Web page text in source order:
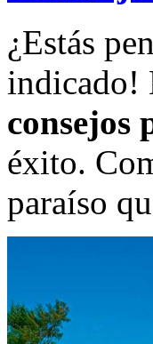
¿Estás
indicado!
consejos
éxito.
paraíso